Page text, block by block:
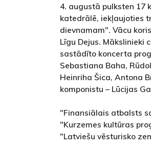
4. augustā pulksten 17
katedrālē, iekļaujoties
dievnamam". Vācu
Līgu Dejus. Mākslinieki
sastādīto koncerta
Sebastiana Baha,
Heinriha Šica, Antona
komponistu – Lūcijas
"Finansiālais atbalsts
"Kurzemes kultūras
"Latviešu vēsturisko